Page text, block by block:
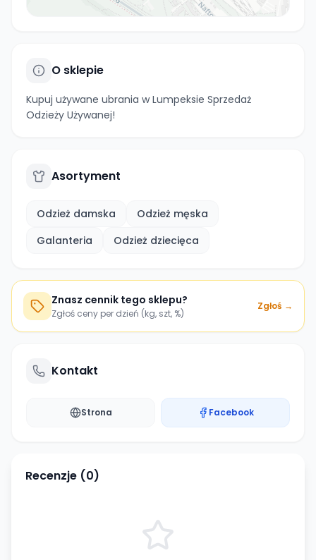
O sklepie
Kupuj używane ubrania w Lumpeksie Sprzedaż
Odzieży Używanej!
Asortyment
Odzież damska
Odzież męska
Galanteria
Odzież dziecięca
Znasz cennik tego sklepu?
Zgłoś ceny per dzień (kg, szt, %)
Zgłoś →
Kontakt
Strona Facebook
Recenzje (0)